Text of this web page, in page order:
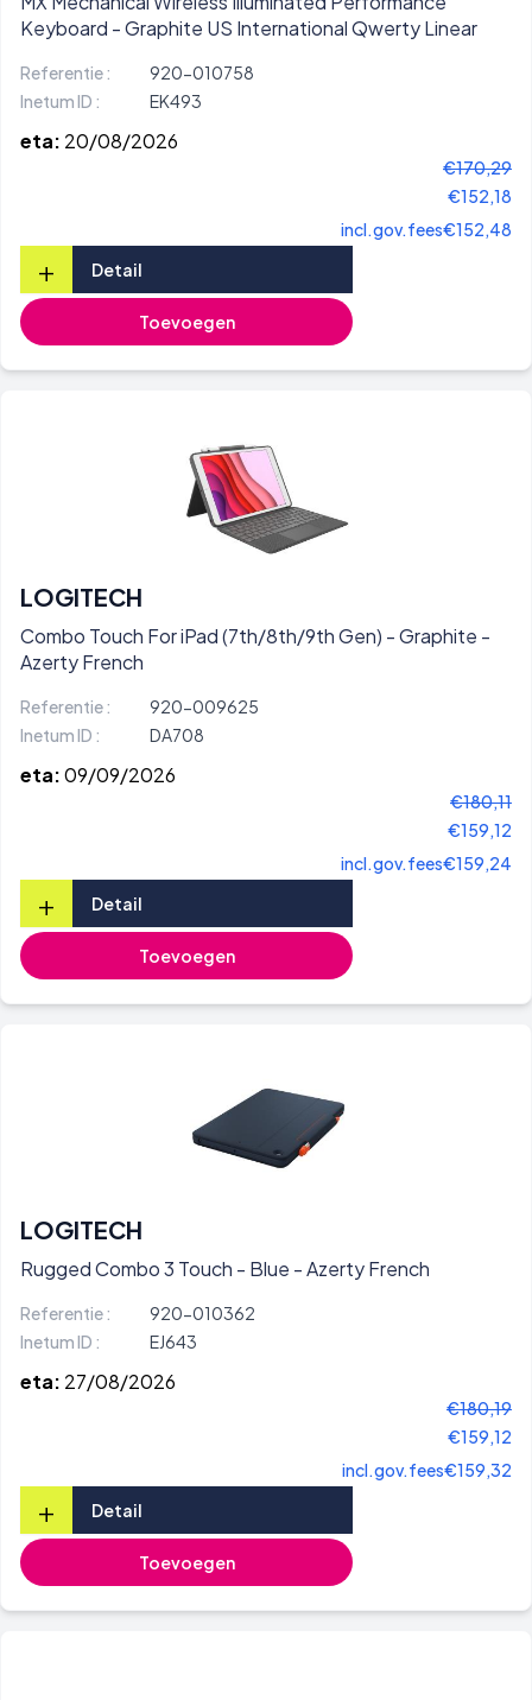
Keyboard - Graphite US International Qwerty Linear
Referentie :
920-010758
Inetum ID :
EK493
eta: 20/08/2026
€170,29
€152,18
incl.gov.fees€152,48
+ Detail
Toevoegen
LOGITECH
Combo Touch For iPad (7th/8th/9th Gen) - Graphite -
Azerty French
Referentie :
920-009625
Inetum ID :
DA708
eta:09/09/2026
€180,11
€159,12
incl.gov.fees€159,24
+ Detail
Toevoegen
LOGITECH
Rugged Combo 3 Touch - Blue - Azerty French
Referentie :
920-010362
Inetum ID :
EJ643
eta: 27/08/2026
€180,19
€159,12
incl.gov.fees€159,32
+ Detail
Toevoegen